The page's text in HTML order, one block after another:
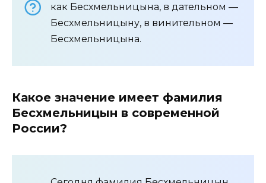
как Бесхмельницына, в дательном —
Бесхмельницыну, в винительном —
Бесхмельницына.
Какое значение имеет фамилия
Бесхмельницын в современной
России?